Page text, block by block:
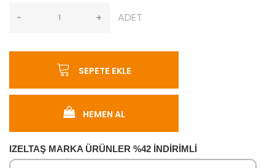
- + ADET
SEPETE EKLE
HEMEN AL
IZELTAŞ MARKA ÜRÜNLER %42 İNDİRİMLİ